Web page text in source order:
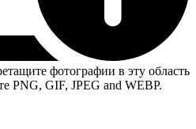
фотографии в эту область
PNG, GIF, JPEG and WEBP.